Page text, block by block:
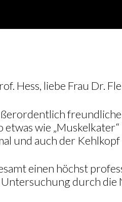
Hess, liebe Frau Dr.
wie
und auch der
einen höchst
durch